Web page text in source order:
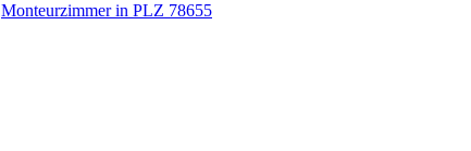
Monteurzimmer in PLZ 78655